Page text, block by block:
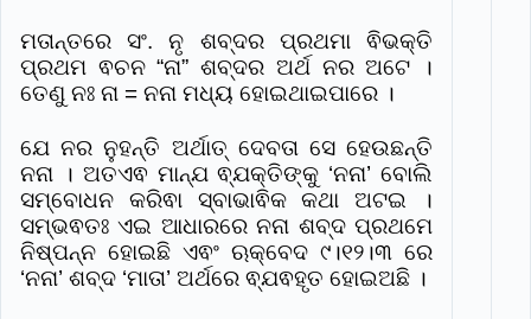
ମତାନ୍ତରେ ସଂ. ନୃ ଶବ୍ଦର ପ୍ରଥମା ଵିଭକ୍ତି
ପ୍ରଥମ ଵଚନ “ନା” ଶବ୍ଦର ଅର୍ଥ ନର ଅଟେ ।
ତେଣୁ ନଃ ନା = ନନା ମଧ୍ୟ ହୋଇଥାଇପାରେ ।
ଯେ ନର ନୁହନ୍ତି ଅର୍ଥାତ୍ ଦେବତା ସେ ହେଉଛନ୍ତି
ନନା । ଅତଏଵ ମାନ୍ଯ ଵ୍ଯକ୍ତିଙ୍କୁ ‘ନନା’ ବୋଲି
ସମ୍ବୋଧନ କରିଵା ସ୍ବାଭାଵିକ କଥା ଅଟଇ ।
ସମ୍ଭଵତଃ ଏଇ ଆଧାରରେ ନନା ଶବ୍ଦ ପ୍ରଥମେ
ନିଷ୍ପନ୍ନ ହୋଇଛି ଏଵଂ ଋକ୍ବେଦ ୯।୧୨।୩ ରେ
‘ନନା’ ଶବ୍ଦ ‘ମାତା’ ଅର୍ଥରେ ଵ୍ଯଵହୃତ ହୋଇଅଛି ।